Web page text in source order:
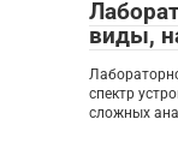
виды,
спектр
сложных